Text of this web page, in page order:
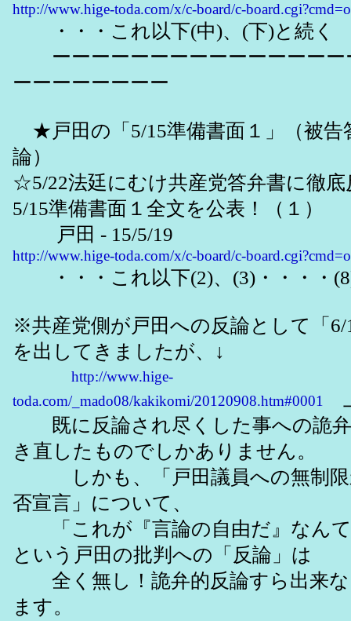
http://www.hige-toda.com/x/c-board/c-
・・・これ以下(中)、(下)と続く
ーーーーーーーーーーーーーーー
ーーーーーーーー
★戸田の「5/15準備書面１」（被告
論）
☆5/22法廷にむけ共産党答弁書に徹底
5/15準備書面１全文を公表！（１）
戸田 - 15/5/19
http://www.hige-toda.com/x/c-board/c-
・・・これ以下(2)、(3)・・・・
※共産党側が戸田への反論として「6/
を出してきましたが、↓
http://www.hige-
toda.com/_mado08/kakikomi/20120908.htm#0001
既に反論され尽くした事への詭
き直したものでしかありません。
しかも、「戸田議員への無制限
否宣言」について、
「これが『言論の自由だ』なんて
という戸田の批判への「反論」は
全く無し！詭弁的反論すら出来な
ます。